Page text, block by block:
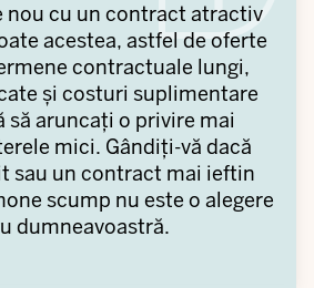
nou cu un contract atractiv
acestea, astfel de oferte
contractuale lungi,
și costuri suplimentare
să aruncați o privire mai
mici. Gândiți-vă dacă
sau un contract mai ieftin
scump nu este o alegere
dumneavoastră.